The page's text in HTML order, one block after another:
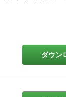
ダウン